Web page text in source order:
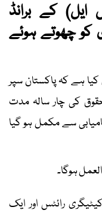
کے برانڈ
کو چھوتے ہوئے
ہے کہ پاکستان سپر
کی چار سالہ مدت
کامیابی سے مکمل ہو گیا
رائٹس اور ایک